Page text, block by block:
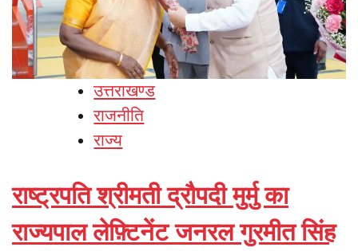
उत्तराखण्ड
राजनीति
राज्य
राष्ट्रपति श्रीमती द्रौपदी मुर्मु का
राज्यपाल लेफ़्टिनेंट जनरल गुरमीत सिंह